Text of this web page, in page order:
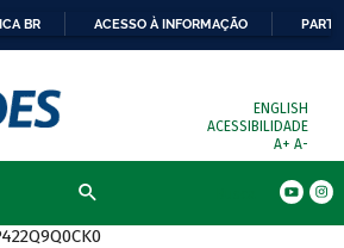
BR ACESSO À INFORMAÇÃO
ENGLISH
ACESSIBILIDADE
A+ A-